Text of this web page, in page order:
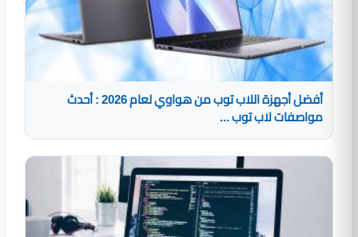
أفضل أجهزة اللاب توب من هواوي لعام 2026 : أحدث
مواصفات لاب توب ...